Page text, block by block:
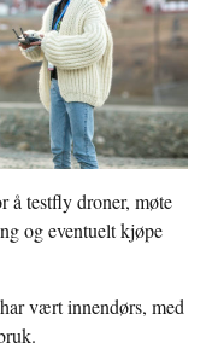
å testfly droner, møte
og eventuelt kjøpe
vært innendørs, med